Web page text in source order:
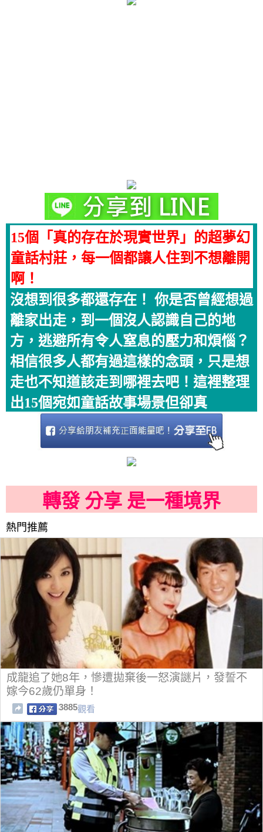
15個「真的存在於現實世界」的超夢幻
童話村莊，每一個都讓人住到不想離開
啊！
沒想到很多都還存在！ 你是否曾經想過
離家出走，到一個沒人認識自己的地
方，逃避所有令人窒息的壓力和煩惱？
相信很多人都有過這樣的念頭，只是想
走也不知道該走到哪裡去吧！這裡整理
出15個宛如童話故事場景但卻真
轉發 分享 是一種境界
熱門推薦
成龍追了她8年，慘遭拋棄後一怒演謎片，發誓不
嫁今62歲仍單身！
3885觀看